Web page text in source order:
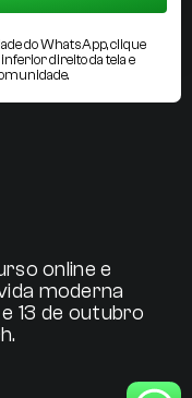
do WhatsApp, clique
direito da tela e
online e
moderna
13 de outubro